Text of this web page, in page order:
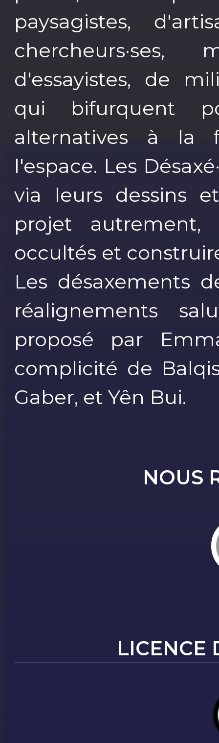
paysagistes,
d'essayistes, de
qui bifurquent
alternatives à la
l'espace. Les
via leurs dessins
projet autrement,
occultés et
Les désaxements
réalignements
proposé par
complicité de
Gaber, et Yên Bui.
NOUS
LICENCE